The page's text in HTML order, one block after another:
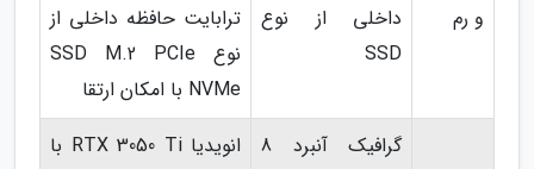
و رم
داخلی از نوع
SSD
ترابایت حافظه داخلی از
نوع SSD M.2 PCIe
NVMe با امکان ارتقا
گرافیک آنبرد 8
انویدیا RTX 3050 Ti با